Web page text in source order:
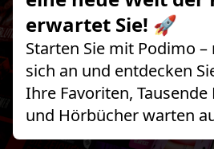
erwartet Sie! 🚀
Starten Sie mit Podimo –
sich an und entdecken
Ihre Favoriten, Tausende
und Hörbücher warten